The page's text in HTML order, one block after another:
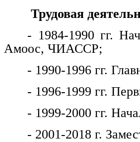
Трудовая
- 1984-1990 гг.
Амоос, ЧИАССР;
- 1990-1996 гг.
- 1996-1999 гг.
- 1999-2000 гг.
- 2001-2018 г.